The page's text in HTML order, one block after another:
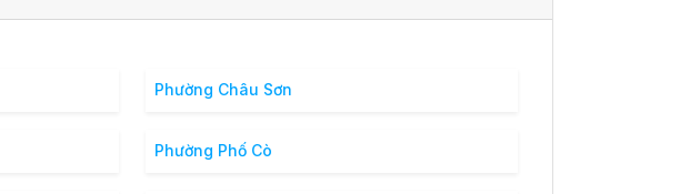
Phường Châu Sơn
Phường Phố Cò